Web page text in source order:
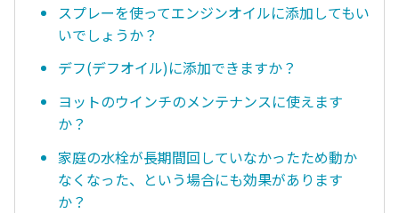
スプレーを使ってエンジンオイルに添加してもい
いでしょうか？
デフ(デフオイル)に添加できますか？
ヨットのウインチのメンテナンスに使えます
か？
家庭の水栓が長期間回していなかったため動か
なくなった、という場合にも効果があります
か？